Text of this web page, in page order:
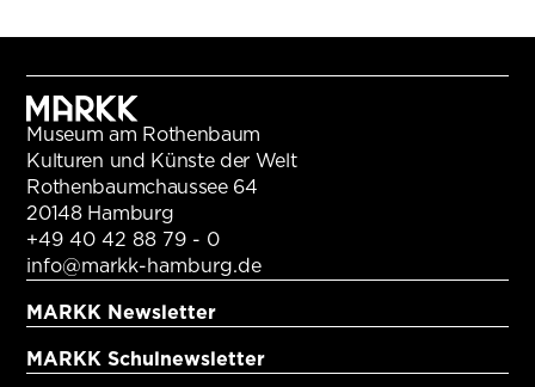
Museum am Rothenbaum
Kulturen und Künste der Welt
Rothenbaumchaussee 64
20148 Hamburg
+49 40 42 88 79 - 0
info@markk-hamburg.de
MARKK Newsletter
MARKK Schulnewsletter